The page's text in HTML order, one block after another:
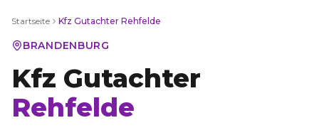
Startseite Kfz Gutachter Rehfelde
BRANDENBURG
Kfz Gutachter
Rehfelde